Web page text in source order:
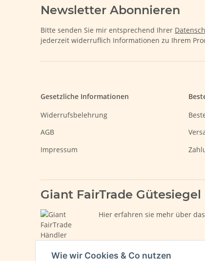
Newsletter Abonnieren
Bitte senden Sie mir entsprechend Ihrer
jederzeit widerruflich Informationen zu Ihrem
Gesetzliche Informationen
Widerrufsbelehrung
AGB
Impressum
Giant FairTrade Gütesiegel
Hier erfahren sie mehr über
Wie wir Cookies & Co nutzen